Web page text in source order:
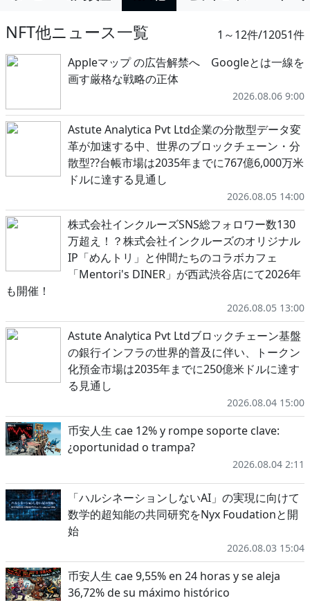
NFT他ニュース一覧
1～12件/12051件
Appleマップ の広告解禁へ Googleとは一線を
画す厳格な戦略の正体
2026.08.06 9:00
Astute Analytica Pvt Ltd企業の分散型データ変
革が加速する中、世界のブロックチェーン・分
散型??台帳市場は2035年までに767億6,000万米
ドルに達する見通し
2026.08.05 14:00
株式会社インクルーズSNS総フォロワー数130
万超え！？株式会社インクルーズのオリジナル
IP「めんトリ」と仲間たちのコラボカフェ
「Mentori's DINER」が西武渋谷店にて2026年
も開催！
2026.08.05 13:00
Astute Analytica Pvt Ltdブロックチェーン基盤
の銀行インフラの世界的普及に伴い、トークン
化預金市場は2035年までに250億米ドルに達す
る見通し
2026.08.04 15:00
币安人生 cae 12% y rompe soporte clave:
¿oportunidad o trampa?
2026.08.04 2:11
「ハルシネーションしないAI」の実現に向けて
数学的超知能の共同研究をNyx Foudationと開
始
2026.08.03 15:04
币安人生 cae 9,55% en 24 horas y se aleja
36,72% de su máximo histórico